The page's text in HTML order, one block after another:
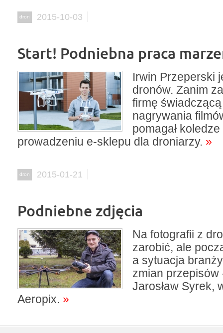
dron 2015-10-03
Start! Podniebna praca
Irwin Przeperski
dronów. Zanim
firmę świadczącą
nagrywania
pomagał koledze
prowadzeniu e-sklepu dla droniarzy. »
dron 2015-01-21
Podniebne zdjęcia
Na fotografii z
zarobić, ale
a sytuacja
zmian przepisów
Jarosław Syrek,
Aeropix. »